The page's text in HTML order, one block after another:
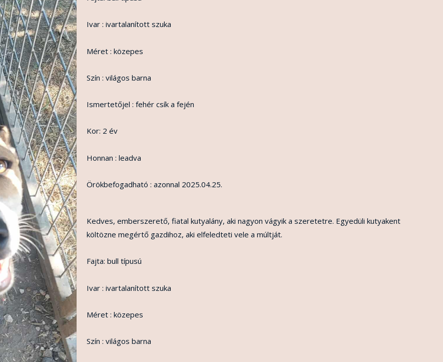
Ivar : ivartalanított szuka
Méret : közepes
Szín : világos barna
Ismertetőjel : fehér csík a fején
Kor: 2 év
Honnan : leadva
Örökbefogadható : azonnal 2025.04.25.
Kedves, emberszerető, fiatal kutyalány, aki nagyon vágyik a szeretetre. Egyedüli kutyakent
költözne megértő gazdihoz, aki elfeledteti vele a múltját.
Fajta: bull típusú
Ivar : ivartalanított szuka
Méret : közepes
Szín : világos barna